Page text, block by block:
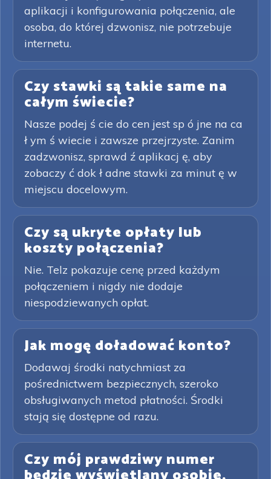
aplikacji i konfigurowania połączenia, ale
osoba, do której dzwonisz, nie potrzebuje
internetu.
Czy stawki są takie same na
całym świecie?
Nasze podej ś cie do cen jest sp ó jne na ca
ł ym ś wiecie i zawsze przejrzyste. Zanim
zadzwonisz, sprawd ź aplikacj ę, aby
zobaczy ć dok ł adne stawki za minut ę w
miejscu docelowym.
Czy są ukryte opłaty lub
koszty połączenia?
Nie. Telz pokazuje cenę przed każdym
połączeniem i nigdy nie dodaje
niespodziewanych opłat.
Jak mogę doładować konto?
Dodawaj środki natychmiast za
pośrednictwem bezpiecznych, szeroko
obsługiwanych metod płatności. Środki
stają się dostępne od razu.
Czy mój prawdziwy numer